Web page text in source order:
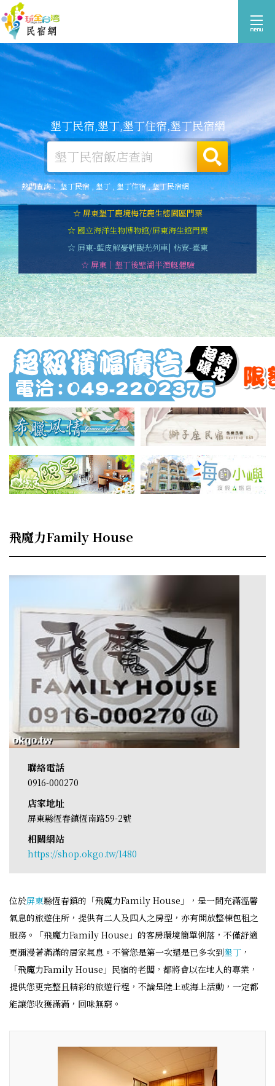
墾丁民宿,墾丁,墾丁住宿,墾丁民宿網
熱門查詢：墾丁民宿 ,墾丁,墾丁住宿,墾丁民宿網
☆ 屏東墾丁鹿境梅花鹿生態園區門票
☆ 國立海洋生物博物館/屏東海生館門票
☆ 屏東-藍皮解憂號觀光列車| 枋寮-臺東
☆ 屏東｜墾丁後壁湖半潛艇體驗
飛魔力Family House
聯絡電話
0916-000270
店家地址
屏東縣恆春鎮恆南路59-2號
相關網站
https://shop.okgo.tw/1480
位於屏東縣恆春鎮的「飛魔力Family House」，是一間充滿溫馨
氣息的旅遊住所，提供有二人及四人之房型，亦有開放整棟包租之
服務。「飛魔力Family House」的客房環境簡單俐落，不僅舒適
更瀰漫著滿滿的居家氣息。不管您是第一次還是已多次到墾丁 ，
「飛魔力Family House」民宿的老闆，都將會以在地人的專業，
提供您更完整且精彩的旅遊行程，不論是陸上或海上活動，一定都
能讓您收獲滿滿，回味無窮。